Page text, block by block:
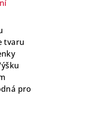
tvaru
pro